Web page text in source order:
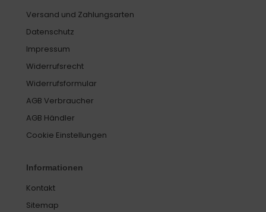
Versand und Zahlungsarten
Datenschutz
Impressum
Widerrufsrecht
Widerrufsformular
AGB Verbraucher
AGB Händler
Cookie Einstellungen
Informationen
Kontakt
Sitemap